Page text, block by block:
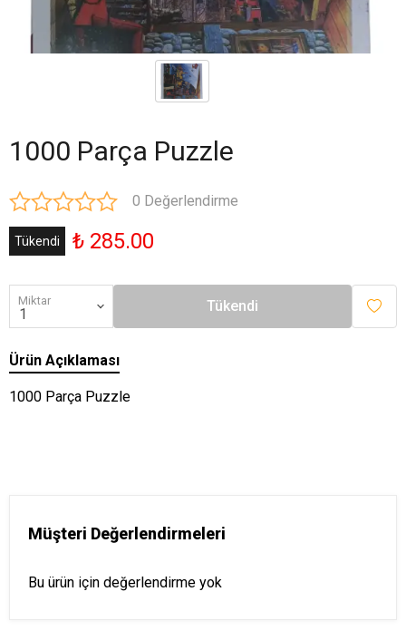
1000 Parça Puzzle
0 Değerlendirme
Tükendi ₺ 285.00
Miktar Tükendi
Ürün Açıklaması
1000 Parça Puzzle
Müşteri Değerlendirmeleri
Bu ürün için değerlendirme yok